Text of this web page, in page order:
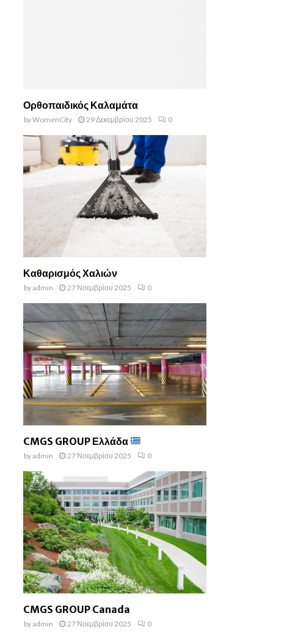
Ορθοπαιδικός Καλαμάτα
byWomenCity 29 Δεκεμβρίου 2025 0
Καθαρισμός Χαλιών
byadmin 27 Νοεμβρίου 2025 0
CMGS GROUP Ελλάδα
byadmin 27 Νοεμβρίου 2025 0
CMGS GROUP Canada
byadmin 27 Νοεμβρίου 2025 0